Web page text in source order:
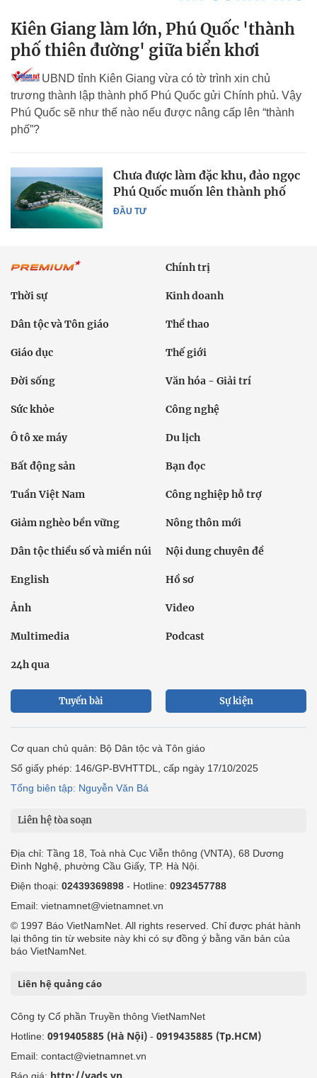
Kiên Giang làm lớn, Phú Quốc 'thành
phố thiên đường' giữa biển khơi
UBND tỉnh Kiên Giang vừa có tờ trình xin chủ
trương thành lập thành phố Phú Quốc gửi Chính phủ. Vậy
Phú Quốc sẽ như thế nào nếu được nâng cấp lên “thành
phố”?
ĐẦU TƯ
Chưa được làm đặc khu, đảo ngọc
Phú Quốc muốn lên thành phố
Chính trị
Thời sự Kinh doanh
Dân tộc và Tôn giáo Thể thao
Giáo dục Thế giới
Đời sống Văn hóa - Giải trí
Sức khỏe Công nghệ
Ô tô xe máy Du lịch
Bất động sản Bạn đọc
Tuần Việt Nam Công nghiệp hỗ trợ
Giảm nghèo bền vững Nông thôn mới
Dân tộc thiểu số và miền núi Nội dung chuyên đề
English Hồ sơ
Ảnh Video
Multimedia Podcast
24h qua
Tuyến bài Sự kiện
Cơ quan chủ quản: Bộ Dân tộc và Tôn giáo
Số giấy phép: 146/GP-BVHTTDL, cấp ngày 17/10/2025
Tổng biên tập: Nguyễn Văn Bá
Liên hệ tòa soạn
Địa chỉ: Tầng 18, Toà nhà Cục Viễn thông (VNTA), 68 Dương
Đình Nghệ, phường Cầu Giấy, TP. Hà Nội.
Điện thoại: 02439369898 - Hotline: 0923457788
Email: vietnamnet@vietnamnet.vn
© 1997 Báo VietNamNet. All rights reserved. Chỉ được phát hành
lại thông tin từ website này khi có sự đồng ý bằng văn bản của
báo VietNamNet.
Liên hệ quảng cáo
Công ty Cổ phần Truyền thông VietNamNet
Hotline: 0919405885 (Hà Nội) - 0919435885 (Tp.HCM)
Email: contact@vietnamnet.vn